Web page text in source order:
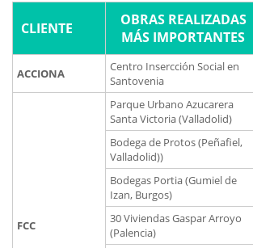
CLIENTE
OBRAS REALIZADAS
MÁS IMPORTANTES
ACCIONA
Centro Insercción Social en
Santovenia
FCC
Parque Urbano Azucarera
Santa Victoria (Valladolid)
Bodega de Protos (Peñafiel,
Valladolid))
Bodegas Portia (Gumiel de
Izan, Burgos)
30 Viviendas Gaspar Arroyo
(Palencia)